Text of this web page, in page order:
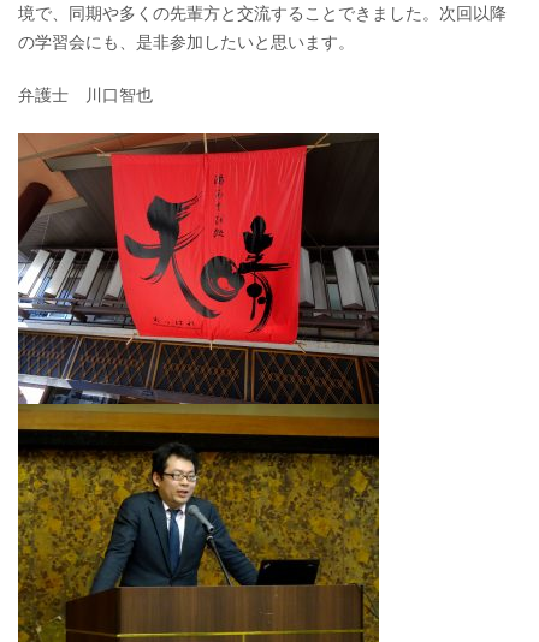
境で、同期や多くの先輩方と交流することできました。次回以降
の学習会にも、是非参加したいと思います。
弁護士 川口智也